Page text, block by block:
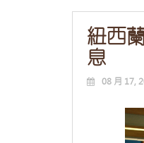
紐西
息
08 月 17,